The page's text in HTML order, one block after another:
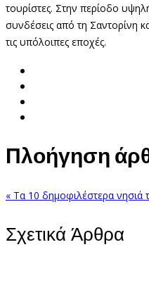
τουρίστες. Στην περίοδο
συνδέσεις από τη Σαντορίνη
τις υπόλοιπες εποχές.
Πλοήγηση
« Τα 10 δημοφιλέστερα
Σχετικά Άρθρα